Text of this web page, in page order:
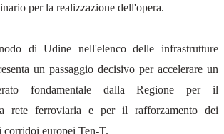
per la realizzazione dell'opera.
di Udine nell'elenco delle infrastrutture
un passaggio decisivo per accelerare un
fondamentale dalla Regione per il
rete ferroviaria e per il rafforzamento dei
europei Ten-T.